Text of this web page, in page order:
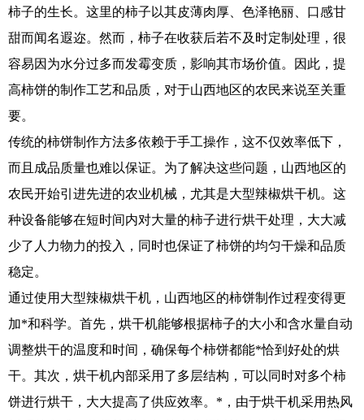
柿子的生长。这里的柿子以其皮薄肉厚、色泽艳丽、口感甘
甜而闻名遐迩。然而，柿子在收获后若不及时定制处理，很
容易因为水分过多而发霉变质，影响其市场价值。因此，提
高柿饼的制作工艺和品质，对于山西地区的农民来说至关重
要。
传统的柿饼制作方法多依赖于手工操作，这不仅效率低下，
而且成品质量也难以保证。为了解决这些问题，山西地区的
农民开始引进先进的农业机械，尤其是大型辣椒烘干机。这
种设备能够在短时间内对大量的柿子进行烘干处理，大大减
少了人力物力的投入，同时也保证了柿饼的均匀干燥和品质
稳定。
通过使用大型辣椒烘干机，山西地区的柿饼制作过程变得更
加*和科学。首先，烘干机能够根据柿子的大小和含水量自动
调整烘干的温度和时间，确保每个柿饼都能*恰到好处的烘
干。其次，烘干机内部采用了多层结构，可以同时对多个柿
饼进行烘干，大大提高了供应效率。*，由于烘干机采用热风